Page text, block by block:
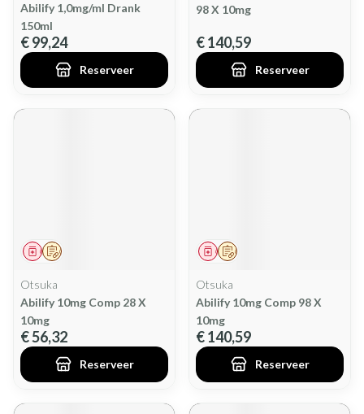
Abilify 1,0mg/ml Drank
150ml
€ 99,24
Reserveer
98 X 10mg
€ 140,59
Reserveer
Op voorschrift
Geneesmiddel
Otsuka
Abilify 10mg Comp 28 X
10mg
€ 56,32
Reserveer
Op voorschrift
Geneesmiddel
Otsuka
Abilify 10mg Comp 98 X
10mg
€ 140,59
Reserveer